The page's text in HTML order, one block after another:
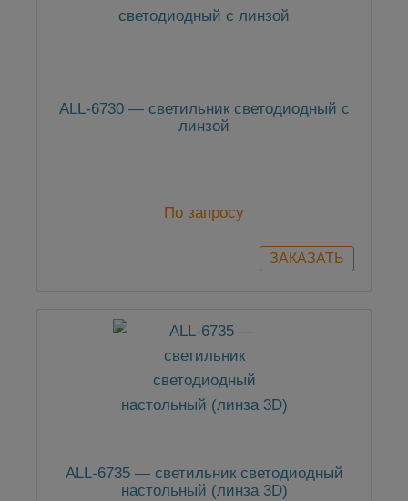
ALL-6730 — светильник светодиодный с
линзой
По запросу
ALL-6735 — светильник светодиодный
настольный (линза 3D)